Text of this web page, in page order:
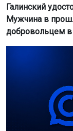
Галинский
Мужчина в
добровольцем в